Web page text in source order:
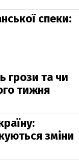
спеки:
грози та чи
тижня
зміни